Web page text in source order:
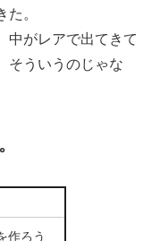
た。
中がレアで出てきて
そういうのじゃな
作ろう